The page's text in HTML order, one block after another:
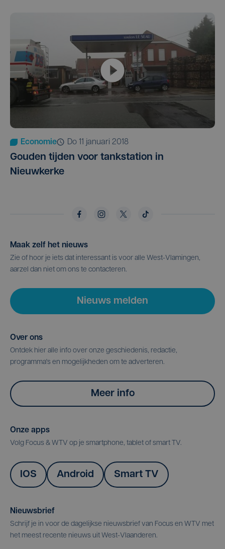
Economie do 11 januari 2018
Gouden tijden voor tankstation in
Nieuwkerke
Maak zelf het nieuws
Zie of hoor je iets dat interessant is voor alle West-Vlamingen,
aarzel dan niet om ons te contacteren.
Nieuws melden
Over ons
Ontdek hier alle info over onze geschiedenis, redactie,
programma's en mogelijkheden om te adverteren.
Meer info
Onze apps
Volg Focus & WTV op je smartphone, tablet of smart TV.
IOS Android Smart TV
Nieuwsbrief
Schrijf je in voor de dagelijkse nieuwsbrief van Focus en WTV met
het meest recente nieuws uit West-Vlaanderen.